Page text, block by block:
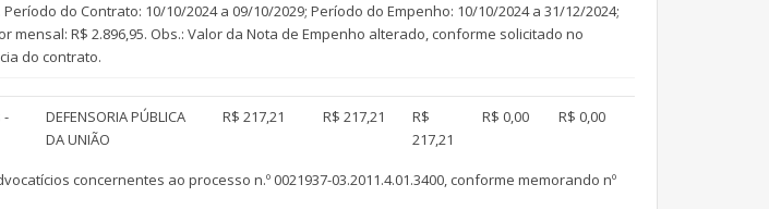
do Contrato: 10/10/2024 a 09/10/2029; Período do Empenho: 10/10/2024 a 31/12/2024;
mensal: R$ 2.896,95. Obs.: Valor da Nota de Empenho alterado, conforme solicitado no
do contrato.
-
DEFENSORIA PÚBLICA
DA UNIÃO
R$ 217,21 R$ 217,21
R$
217,21
R$ 0,00 R$ 0,00
concernentes ao processo n.º 0021937-03.2011.4.01.3400, conforme memorando nº